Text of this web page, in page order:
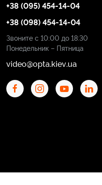
+38 (095) 454-14-04
+38 (098) 454-14-04
Звоните с 10:00 до 18:30
Понедельник – Пятница
video@opta.kiev.ua